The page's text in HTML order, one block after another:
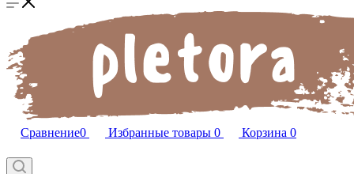
Сравнение0 Избранные товары 0 Корзина 0